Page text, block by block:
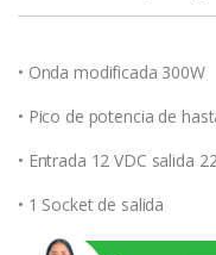
• Onda modificada 300W
• Pico de potencia de
• Entrada 12 VDC salida
• 1 Socket de salida